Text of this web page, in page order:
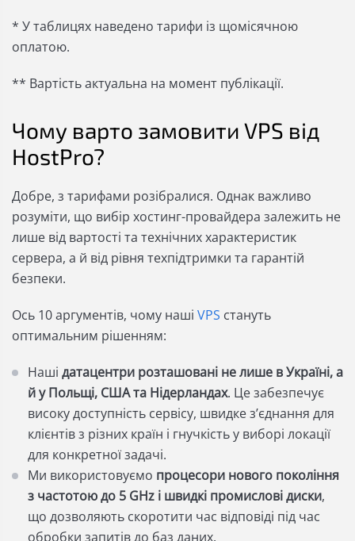
* У таблицях наведено тарифи із щомісячною
оплатою.
** Вартість актуальна на момент публікації.
Чому варто замовити VPS від
HostPro?
Добре, з тарифами розібралися. Однак важливо
розуміти, що вибір хостинг-провайдера залежить не
лише від вартості та технічних характеристик
сервера, а й від рівня техпідтримки та гарантій
безпеки.
Ось 10 аргументів, чому наші VPS стануть
оптимальним рішенням:
Наші датацентри розташовані не лише в Україні, а
й у Польщі, США та Нідерландах. Це забезпечує
високу доступність сервісу, швидке зʼєднання для
клієнтів з різних країн і гнучкість у виборі локації
для конкретної задачі.
Ми використовуємо процесори нового покоління
з частотою до 5 GHz і швидкі промислові диски,
що дозволяють скоротити час відповіді під час
обробки запитів до баз даних.